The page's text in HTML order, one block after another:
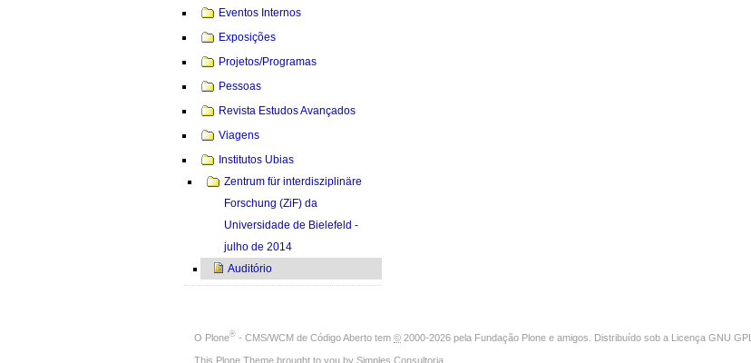
Eventos Internos
Exposições
Projetos/Programas
Pessoas
Revista Estudos Avançados
Viagens
Institutos Ubias
Zentrum für interdisziplinäre
Forschung (ZiF) da
Universidade de Bielefeld -
julho de 2014
Auditório
O Plone® - CMS/WCM de Código Aberto tem © 2000-2026 pela Fundação Plone e amigos. Distribuído sob a Licença GNU GPL
This Plone Theme brought to you by Simples Consultoria